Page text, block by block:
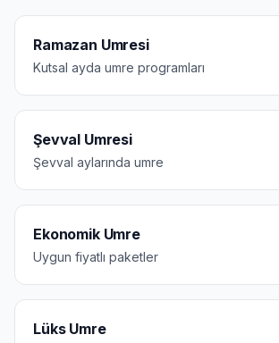
Ramazan Umresi
Kutsal ayda umre programları
Şevval Umresi
Şevval aylarında umre
Ekonomik Umre
Uygun fiyatlı paketler
Lüks Umre